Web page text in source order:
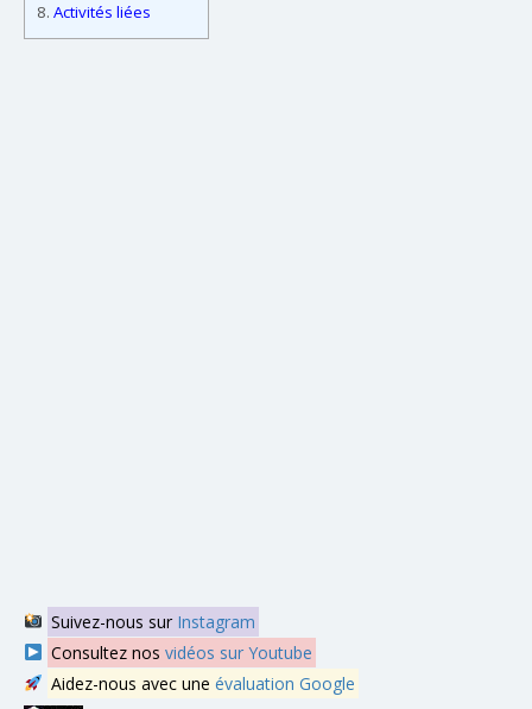
8. Activités liées
Suivez-nous sur Instagram
Consultez nos vidéos sur Youtube
Aidez-nous avec une évaluation Google